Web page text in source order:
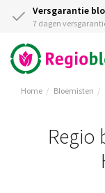
Versgarantie
7 dagen
Home Bloemisten
Regio